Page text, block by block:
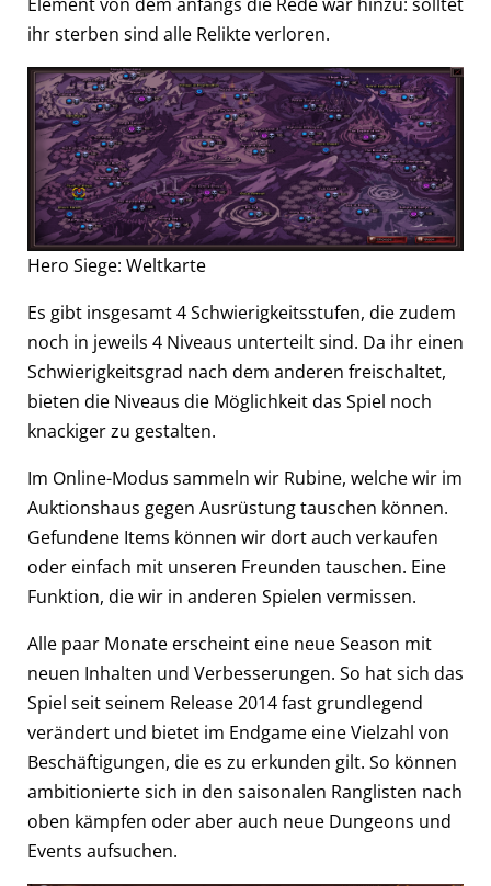
ihr sterben sind alle Relikte verloren.
Hero Siege: Weltkarte
Es gibt insgesamt 4 Schwierigkeitsstufen, die zudem
noch in jeweils 4 Niveaus unterteilt sind. Da ihr einen
Schwierigkeitsgrad nach dem anderen freischaltet,
bieten die Niveaus die Möglichkeit das Spiel noch
knackiger zu gestalten.
Im Online-Modus sammeln wir Rubine, welche wir im
Auktionshaus gegen Ausrüstung tauschen können.
Gefundene Items können wir dort auch verkaufen
oder einfach mit unseren Freunden tauschen. Eine
Funktion, die wir in anderen Spielen vermissen.
Alle paar Monate erscheint eine neue Season mit
neuen Inhalten und Verbesserungen. So hat sich das
Spiel seit seinem Release 2014 fast grundlegend
verändert und bietet im Endgame eine Vielzahl von
Beschäftigungen, die es zu erkunden gilt. So können
ambitionierte sich in den saisonalen Ranglisten nach
oben kämpfen oder aber auch neue Dungeons und
Events aufsuchen.